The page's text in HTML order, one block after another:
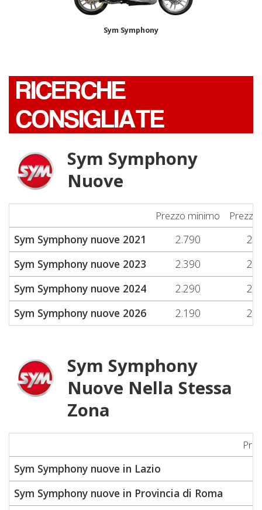
Sym Symphony
RICERCHE
CONSIGLIATE
Sym Symphony
Nuove
Prezzo minimo
Sym Symphony nuove 2021 2.790
Sym Symphony nuove 2023
2.390
Sym Symphony nuove 2024
2.290
Sym Symphony nuove 2026
2.190
Sym Symphony
Nuove Nella Stessa
Zona
Sym Symphony nuove in Lazio
Sym Symphony nuove in Provincia di Roma